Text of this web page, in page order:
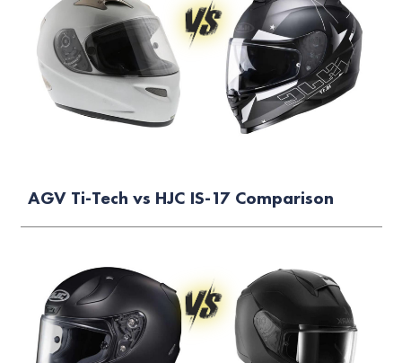
AGV Ti-Tech vs HJC IS-17 Comparison